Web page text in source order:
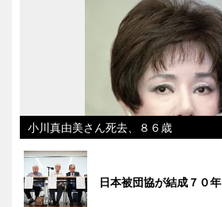
小川真由美さん死去、８６歳
日本被団協が結成７０年